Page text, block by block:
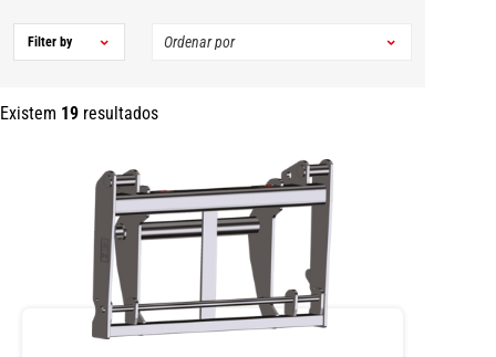
Existem 19 resultados
Filter by